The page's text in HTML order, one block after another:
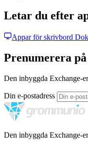
Letar du efter
Appar för skrivbord
Prenumerera
Den inbyggda Exchange-
Din e-postadress
Den inbyggda Exchange-